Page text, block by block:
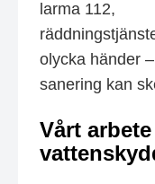
larma 112,
olycka händer
sanering kan
Vårt